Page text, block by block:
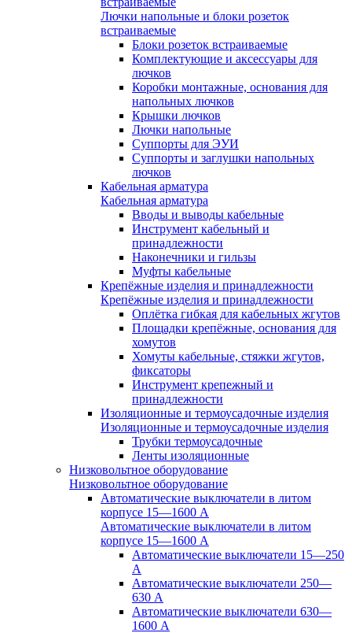
Лючки напольные и блоки розеток
встраиваемые
Блоки розеток встраиваемые
Комплектующие и аксессуары для
лючков
Коробки монтажные, основания для
напольных лючков
Крышки лючков
Лючки напольные
Суппорты для ЭУИ
Суппорты и заглушки напольных
лючков
Кабельная арматура
Кабельная арматура
Вводы и выводы кабельные
Инструмент кабельный и
принадлежности
Наконечники и гильзы
Муфты кабельные
Крепёжные изделия и принадлежности
Крепёжные изделия и принадлежности
Оплётка гибкая для кабельных жгутов
Площадки крепёжные, основания для
хомутов
Хомуты кабельные, стяжки жгутов,
фиксаторы
Инструмент крепежный и
принадлежности
Изоляционные и термоусадочные изделия
Изоляционные и термоусадочные изделия
Трубки термоусадочные
Ленты изоляционные
Низковольтное оборудование
Низковольтное оборудование
Автоматические выключатели в литом
корпусе 15—1600 А
Автоматические выключатели в литом
корпусе 15—1600 А
Автоматические выключатели 15—250
А
Автоматические выключатели 250—
630 А
Автоматические выключатели 630—
1600 А